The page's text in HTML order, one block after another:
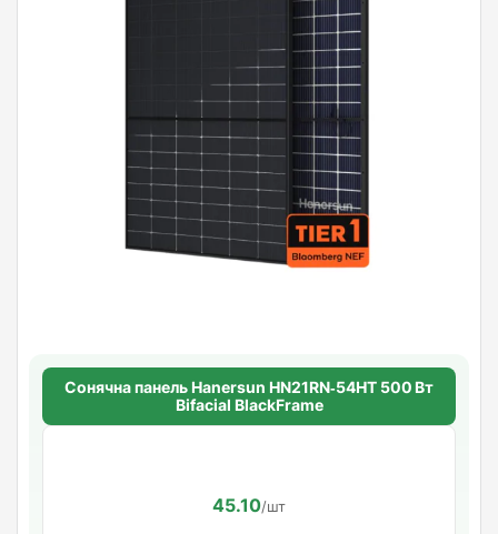
Сонячна панель Hanersun HN21RN‑54HT 500 Вт
Bifacial BlackFrame
45.10/шт